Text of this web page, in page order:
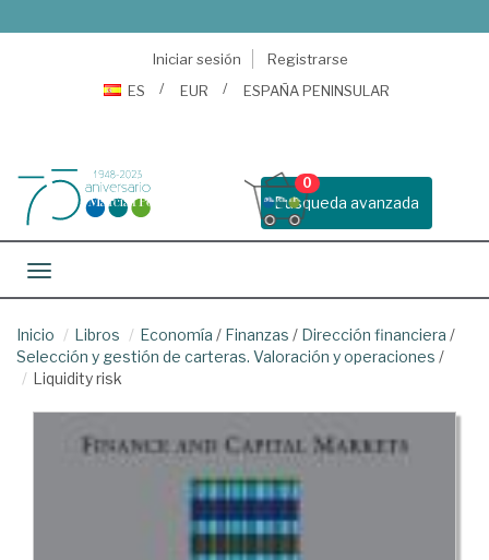
Iniciar sesión
Registrarse
ES
EUR ESPAÑA PENINSULAR
Busqueda avanzada
0
Toggle navigation
Inicio Libros Economía / Finanzas / Dirección financiera /
Selección y gestión de carteras. Valoración y operaciones /
Liquidity risk